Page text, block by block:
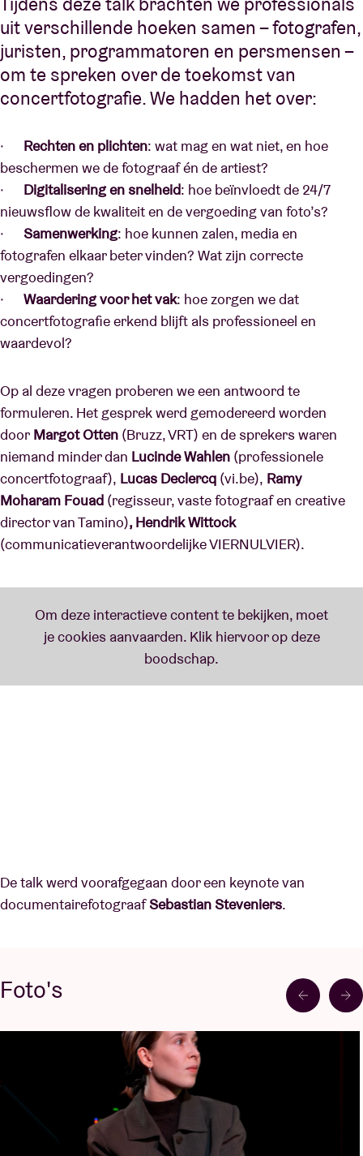
uit verschillende hoeken samen – fotografen,
juristen, programmatoren en persmensen –
om te spreken over de toekomst van
concertfotografie. We hadden het over:
· Rechten en plichten: wat mag en wat niet, en hoe
beschermen we de fotograaf én de artiest?
· Digitalisering en snelheid: hoe beïnvloedt de 24/7
nieuwsflow de kwaliteit en de vergoeding van foto’s?
· Samenwerking: hoe kunnen zalen, media en
fotografen elkaar beter vinden? Wat zijn correcte
vergoedingen?
· Waardering voor het vak: hoe zorgen we dat
concertfotografie erkend blijft als professioneel en
waardevol?
Op al deze vragen proberen we een antwoord te
formuleren. Het gesprek werd gemodereerd worden
door Margot Otten (Bruzz, VRT) en de sprekers waren
niemand minder dan Lucinde Wahlen (professionele
concertfotograaf), Lucas Declercq (vi.be), Ramy
Moharam Fouad (regisseur, vaste fotograaf en creative
director van Tamino), Hendrik Wittock
(communicatieverantwoordelijke VIERNULVIER).
De talk werd voorafgegaan door een keynote van
documentairefotograafSebastian Steveniers.
Foto's